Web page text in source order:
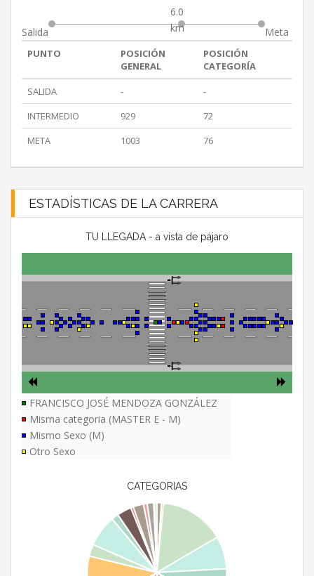
Salida
6.0
km
Meta
PUNTO
POSICIÓN
GENERAL
POSICIÓN
CATEGORÍA
SALIDA
-
-
INTERMEDIO
929
72
META
1003 76
ESTADÍSTICAS DE LA CARRERA
TU LLEGADA - a vista de pájaro
FRANCISCO JOSÉ MENDOZA GONZÁLEZ
Misma categoria (MASTER E - M)
Mismo Sexo (M)
Otro Sexo
CATEGORIAS